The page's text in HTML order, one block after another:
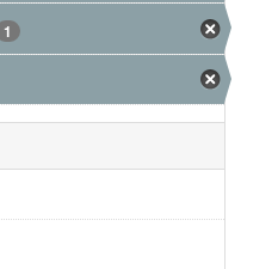
1